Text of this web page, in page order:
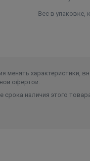
Вес в упаковке,
менять характеристики,
офертой.
наличия этого